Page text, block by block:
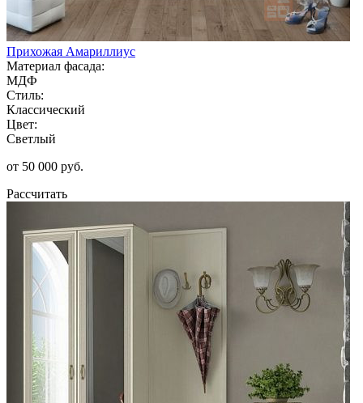
Прихожая Амариллиус
Материал фасада:
МДФ
Стиль:
Классический
Цвет:
Светлый
от 50 000 руб.
Рассчитать